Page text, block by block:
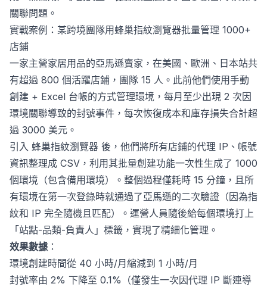
關聯問題。
實戰案例：某跨境團隊用蜂巢指紋瀏覽器批量管理 1000+
店鋪
一家主營家居用品的亞馬遜賣家，在美國、歐洲、日本站共
有超過 800 個活躍店鋪，團隊 15 人。此前他們使用手動
創建 + Excel 台帳的方式管理環境，每月至少出現 2 次因
環境關聯導致的封號事件，每次恢復成本和庫存損失合計超
過 3000 美元。
引入 蜂巢指紋瀏覽器 後，他們將所有店鋪的代理 IP、帳號
資訊整理成 CSV，利用其批量創建功能一次性生成了 1000
個環境（包含備用環境）。整個過程僅耗時 15 分鐘，且所
有環境在第一次登錄時就通過了亞馬遜的二次驗證（因為指
紋和 IP 完全隨機且匹配）。運營人員隨後給每個環境打上
「站點-品類-負責人」標籤，實現了精細化管理。
效果數據 ：
環境創建時間從 40 小時/月縮減到 1 小時/月
封號率由 2% 下降至 0.1%（僅發生一次因代理 IP 斷連導